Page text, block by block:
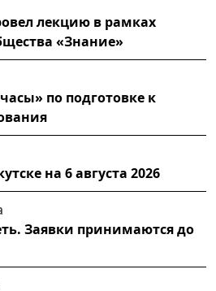
лекцию в рамках
«Знание»
по подготовке к
на 6 августа 2026
Заявки принимаются до